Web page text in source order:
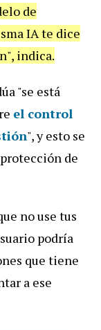
de
IA te dice
indica.
"se está
el control
", y esto se
de
no use tus
podría
que tiene
a ese